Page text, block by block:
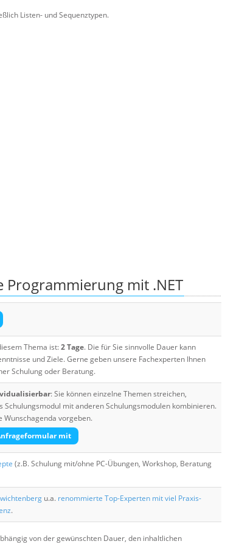
Listen- und Sequenztypen.
mit .NET
Thema ist:2 Tage. Die für Sie sinnvolle Dauer kann
und Ziele. Gerne geben unsere Fachexperten Ihnen
Schulung oder Beratung.
: Sie können einzelne Themen streichen,
mit anderen Schulungsmodulen kombinieren.
Wunschagenda vorgeben.
mit
(z.B. Schulung mit/ohne PC-Übungen, Workshop, Beratung
u.a. renommierte Top-Experten mit viel Praxis-
.
von der gewünschten Dauer, den inhaltlichen